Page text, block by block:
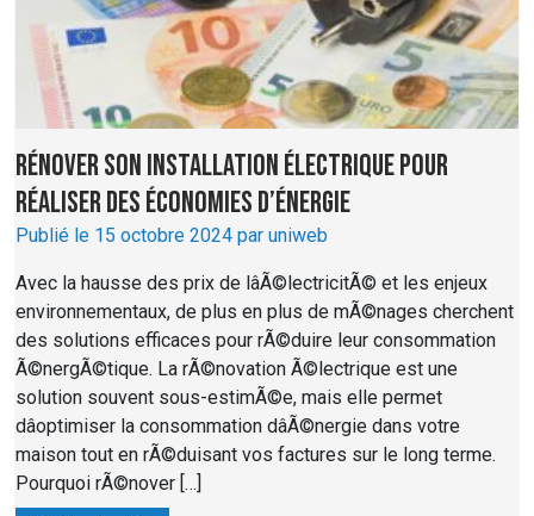
Rénover son installation électrique pour
réaliser des économies d’énergie
Publié le 15 octobre 2024 par uniweb
Avec la hausse des prix de lâÃ©lectricitÃ© et les enjeux
environnementaux, de plus en plus de mÃ©nages cherchent
des solutions efficaces pour rÃ©duire leur consommation
Ã©nergÃ©tique. La rÃ©novation Ã©lectrique est une
solution souvent sous-estimÃ©e, mais elle permet
dâoptimiser la consommation dâÃ©nergie dans votre
maison tout en rÃ©duisant vos factures sur le long terme.
Pourquoi rÃ©nover […]